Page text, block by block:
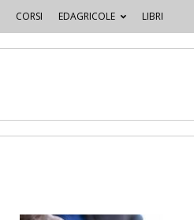
CORSI EDAGRICOLE LIBRI